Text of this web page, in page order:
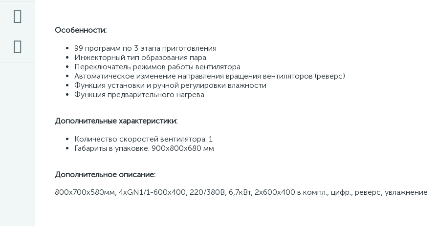
Особенности:
99 программ по 3 этапа приготовления
Инжекторный тип образования пара
Переключатель режимов работы вентилятора
Автоматическое изменение направления вращения вентиляторов (реверс)
Функция установки и ручной регулировки влажности
Функция предварительного нагрева
Дополнительные характеристики:
Количество скоростей вентилятора: 1
Габариты в упаковке: 900х800х680 мм
Дополнительное описание:
800х700х580мм, 4хGN1/1-600х400, 220/380В, 6,7кВт, 2х600х400 в компл., цифр., реверс, увлажнение